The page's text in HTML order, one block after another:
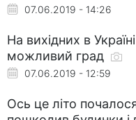
07.06.2019 - 14:26
На вихідних в
можливий град
07.06.2019 - 12:59
Ось це літо